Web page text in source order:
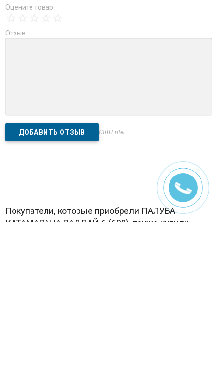
Оцените товар
Отзыв
Ctrl+Enter
Покупатели, которые приобрели ПАЛУБА
КАТАМАРАНА ВАЛДАЙ 6 (600), также купили